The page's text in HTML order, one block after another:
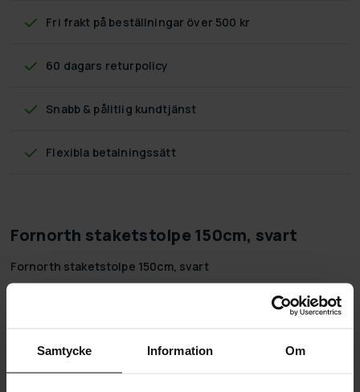
Samtycke Information Om
Fri frakt på beställningar över 500 kr
60 dagars returpolicy
Snabb & pålitlig kundtjänst
Flexibla betalningssätt
Fornorth staketstolpe 150cm, svart
‌Fornorth staketstolpe 150cm, svart
Fornorths högkvalitativa stängselprodukter garanterar en
robust och hållbar lösning för rätt stängsel som passar dina
Staketstolpe 150cm är kompatibel med 1030x2500mm
staket. Stolpen monteras med betong i marken.